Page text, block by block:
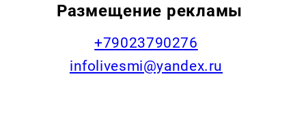
Размещение рекламы
+79023790276
infolivesmi@yandex.ru